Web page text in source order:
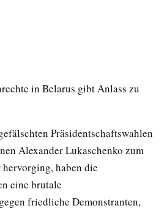
in Belarus gibt Anlass zu
Präsidentschaftswahlen
Alexander Lukaschenko zum
haben die
eine brutale
friedliche Demonstranten,